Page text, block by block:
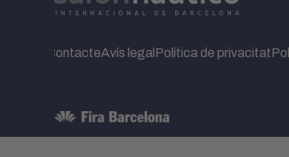
ContacteAvís legal Política de privacitat